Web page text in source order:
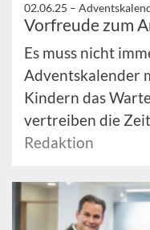
02.06.25 –
Vorfreude zum
Es muss nicht
Adventskalender
Kindern das
vertreiben die
Redaktion